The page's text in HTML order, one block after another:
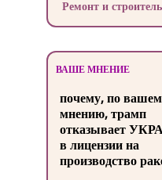
Ремонт и
ВАШЕ МНЕНИЕ
почему, по
мнению, трамп
отказывает
в лицензии на
производство